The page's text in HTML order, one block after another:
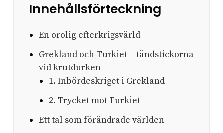
Innehållsförteckning
En orolig efterkrigsvärld
Grekland och Turkiet – tändstickorna
vid krutdurken
1. Inbördeskriget i Grekland
2. Trycket mot Turkiet
Ett tal som förändrade världen